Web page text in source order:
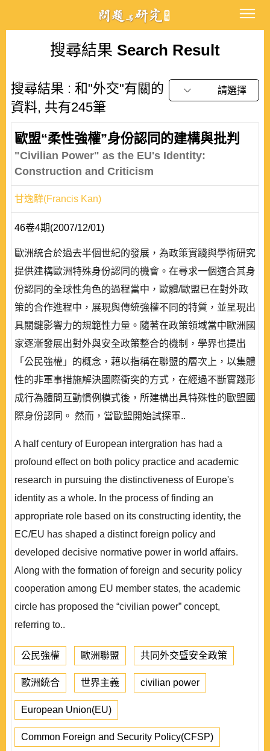
搜尋結果 Search Result
搜尋結果 : 和"外交"有關的
資料, 共有245筆
請選擇
歐盟“柔性強權”身份認同的建構與批判
"Civilian Power" as the EU's Identity:
Construction and Criticism
甘逸驊(Francis Kan)
46卷4期(2007/12/01)
歐洲統合於過去半個世紀的發展，為政策實踐與學術研究
提供建構歐洲特殊身份認同的機會。在尋求一個適合其身
份認同的全球性角色的過程當中，歐體/歐盟已在對外政
策的合作進程中，展現與傳統強權不同的特質，並呈現出
具關鍵影響力的規範性力量。隨著在政策領域當中歐洲國
家逐漸發展出對外與安全政策整合的機制，學界也提出
「公民強權」的概念，藉以指稱在聯盟的層次上，以集體
性的非軍事措施解決國際衝突的方式，在經過不斷實踐形
成行為體間互動慣例模式後，所建構出具特殊性的歐盟國
際身份認同。 然而，當歐盟開始試探軍..
A half century of European intergration has had a
profound effect on both policy practice and academic
research in pursuing the distinctiveness of Europe's
identity as a whole. In the process of finding an
appropriate role based on its constructing identity, the
EC/EU has shaped a distinct foreign policy and
developed decisive normative power in world affairs.
Along with the formation of foreign and security policy
cooperation among EU member states, the academic
circle has proposed the “civilian power” concept,
referring to..
公民強權 歐洲聯盟 共同外交暨安全政策
歐洲統合 世界主義 civilian power
European Union(EU)
Common Foreign and Security Policy(CFSP)